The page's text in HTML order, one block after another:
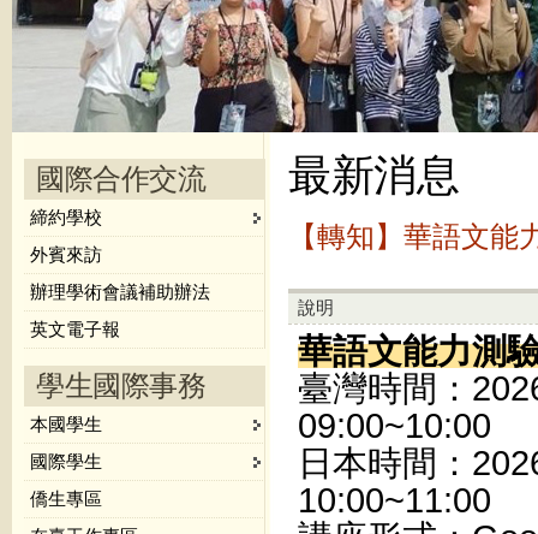
最新消息
【轉知】華語文
說明
華語文能力測
臺灣時間：
09:00~10:00
日本時間：
10:00~11:00
國際合作交流
締約學校
外賓來訪
辦理學術會議補助辦法
英文電子報
學生國際事務
本國學生
國際學生
僑生專區